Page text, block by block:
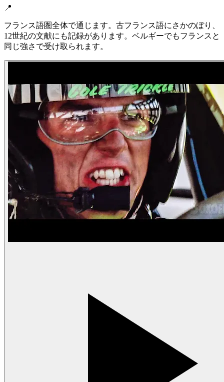
📍
フランス語圏全体で通じます。古フランス語にさかのぼり、
12世紀の文献にも記録があります。ベルギーでもフランスと
同じ強さで受け取られます。